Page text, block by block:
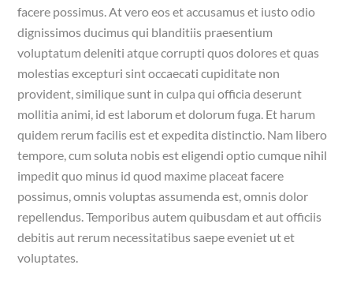
facere possimus. At vero eos et accusamus et iusto odio
dignissimos ducimus qui blanditiis praesentium
voluptatum deleniti atque corrupti quos dolores et quas
molestias excepturi sint occaecati cupiditate non
provident, similique sunt in culpa qui officia deserunt
mollitia animi, id est laborum et dolorum fuga. Et harum
quidem rerum facilis est et expedita distinctio. Nam libero
tempore, cum soluta nobis est eligendi optio cumque nihil
impedit quo minus id quod maxime placeat facere
possimus, omnis voluptas assumenda est, omnis dolor
repellendus. Temporibus autem quibusdam et aut officiis
debitis aut rerum necessitatibus saepe eveniet ut et
voluptates.